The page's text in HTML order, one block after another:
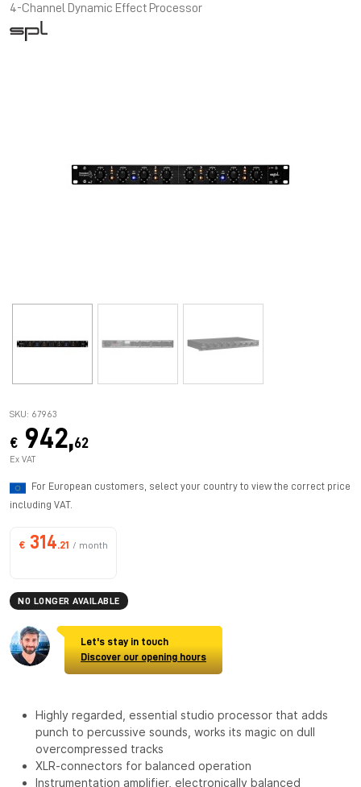
4-Channel Dynamic Effect Processor
SKU: 67963
€ 942,62
Ex VAT
For European customers, select your country to view the correct price
including VAT.
€ 314 .21 / month
NO LONGER AVAILABLE
Let's stay in touch
Discover our opening hours
Highly regarded, essential studio processor that adds
punch to percussive sounds, works its magic on dull
overcompressed tracks
XLR-connectors for balanced operation
Instrumentation amplifier, electronically balanced